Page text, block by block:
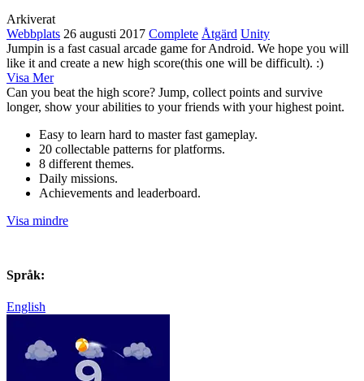
Arkiverat
Webbplats 26 augusti 2017 Complete Åtgärd Unity
Jumpin is a fast casual arcade game for Android. We hope you will
like it and create a new high score(this one will be difficult). :)
Visa Mer
Can you beat the high score? Jump, collect points and survive
longer, show your abilities to your friends with your highest point.
Easy to learn hard to master fast gameplay.
20 collectable patterns for platforms.
8 different themes.
Daily missions.
Achievements and leaderboard.
Visa mindre
Språk:
English